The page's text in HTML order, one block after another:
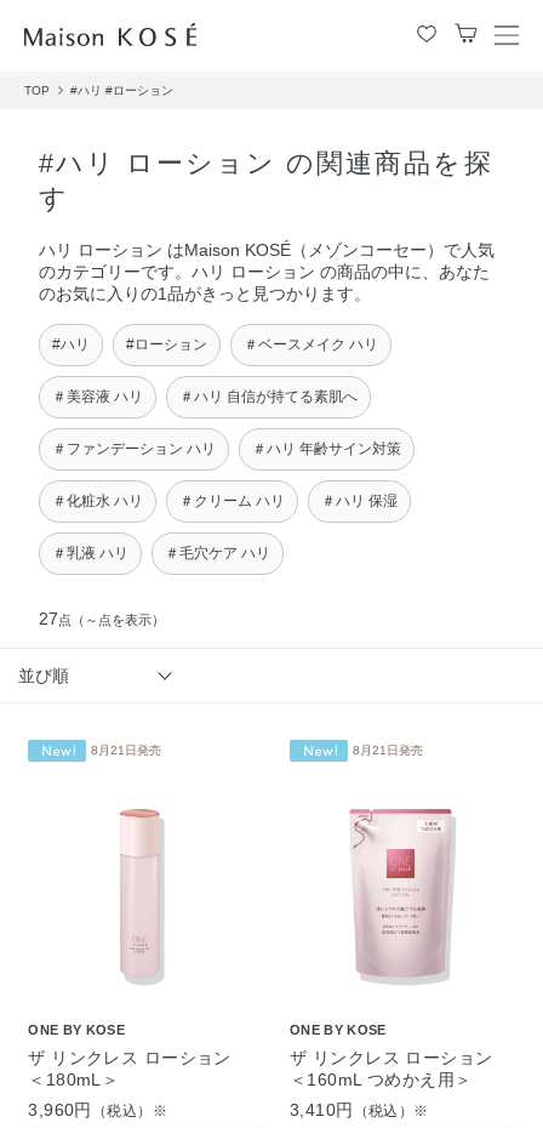
メ
TOP #ハリ #ローション
#ハリ ローション の関連商品を探
す
ハリ ローション はMaison KOSÉ（メゾンコーセー）で人気
のカテゴリーです。ハリ ローション の商品の中に、あなた
のお気に入りの1品がきっと見つかります。
#ハリ #ローション ＃ベースメイク ハリ
＃美容液 ハリ ＃ハリ 自信が持てる素肌へ
＃ファンデーション ハリ ＃ハリ 年齢サイン対策
＃化粧水 ハリ ＃クリーム ハリ ＃ハリ 保湿
＃乳液 ハリ ＃毛穴ケア ハリ
27点 （～点を表示）
並び順
8月21日発売
ONE BY KOSE
ザ リンクレス ローション
＜180mL＞
3,960円
（税込）※
8月21日発売
ONE BY KOSE
ザ リンクレス ローション
＜160mL つめかえ用＞
3,410円
（税込）※